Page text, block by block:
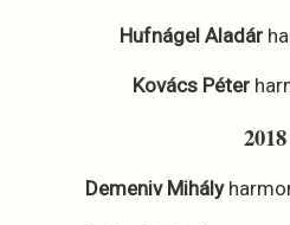
Hufnágel Aladár
Kovács Péter
2018
Demeniv Mihály